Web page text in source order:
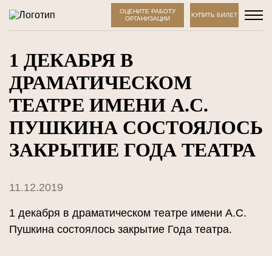
ОЦЕНИТЕ РАБОТУ
ОРГАНИЗАЦИИ
КУПИТЬ БИЛЕТ
1 ДЕКАБРЯ В
ДРАМАТИЧЕСКОМ
ТЕАТРЕ ИМЕНИ А.С.
ПУШКИНА СОСТОЯЛОСЬ
ЗАКРЫТИЕ ГОДА ТЕАТРА
11.12.2019
1 декабря в драматическом театре имени А.С.
Пушкина состоялось закрытие Года театра.